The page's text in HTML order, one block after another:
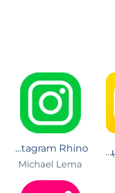
انستقرام الذهبي للايفون
Instagram Rhino
Michael Lema